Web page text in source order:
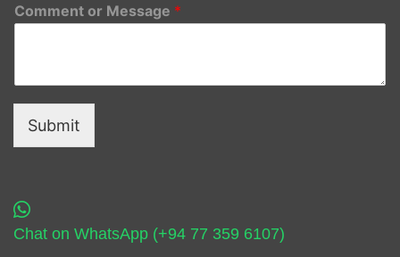
Comment or Message *
Submit
Chat on WhatsApp (+94 77 359 6107)